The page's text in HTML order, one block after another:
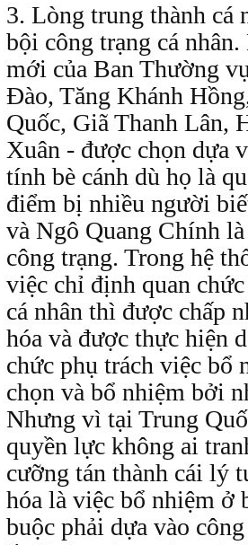
3. Lòng trung thành cá
bội công trạng cá
mới của Ban Thường
Ðào, Tăng Khánh
Quốc, Giã Thanh Lân,
Xuân - được chọn dựa
tính bè cánh dù họ là
điểm bị nhiều người
và Ngô Quang Chính
công trạng. Trong hệ
việc chỉ định quan
cá nhân thì được chấp
hóa và được thực hiện
chức phụ trách việc bổ
chọn và bổ nhiệm bởi
Nhưng vì tại Trung
quyền lực không ai
cưỡng tán thành cái lý
hóa là việc bổ nhiệm ở
buộc phải dựa vào